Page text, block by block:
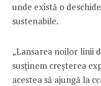
unde există o
sustenabile.
„Lansarea noilor linii
susținem creșterea
acestea să ajungă la